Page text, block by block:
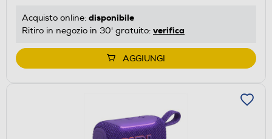
Acquisto online: disponibile
Ritiro in negozio in 30' gratuito: verifica
AGGIUNGI